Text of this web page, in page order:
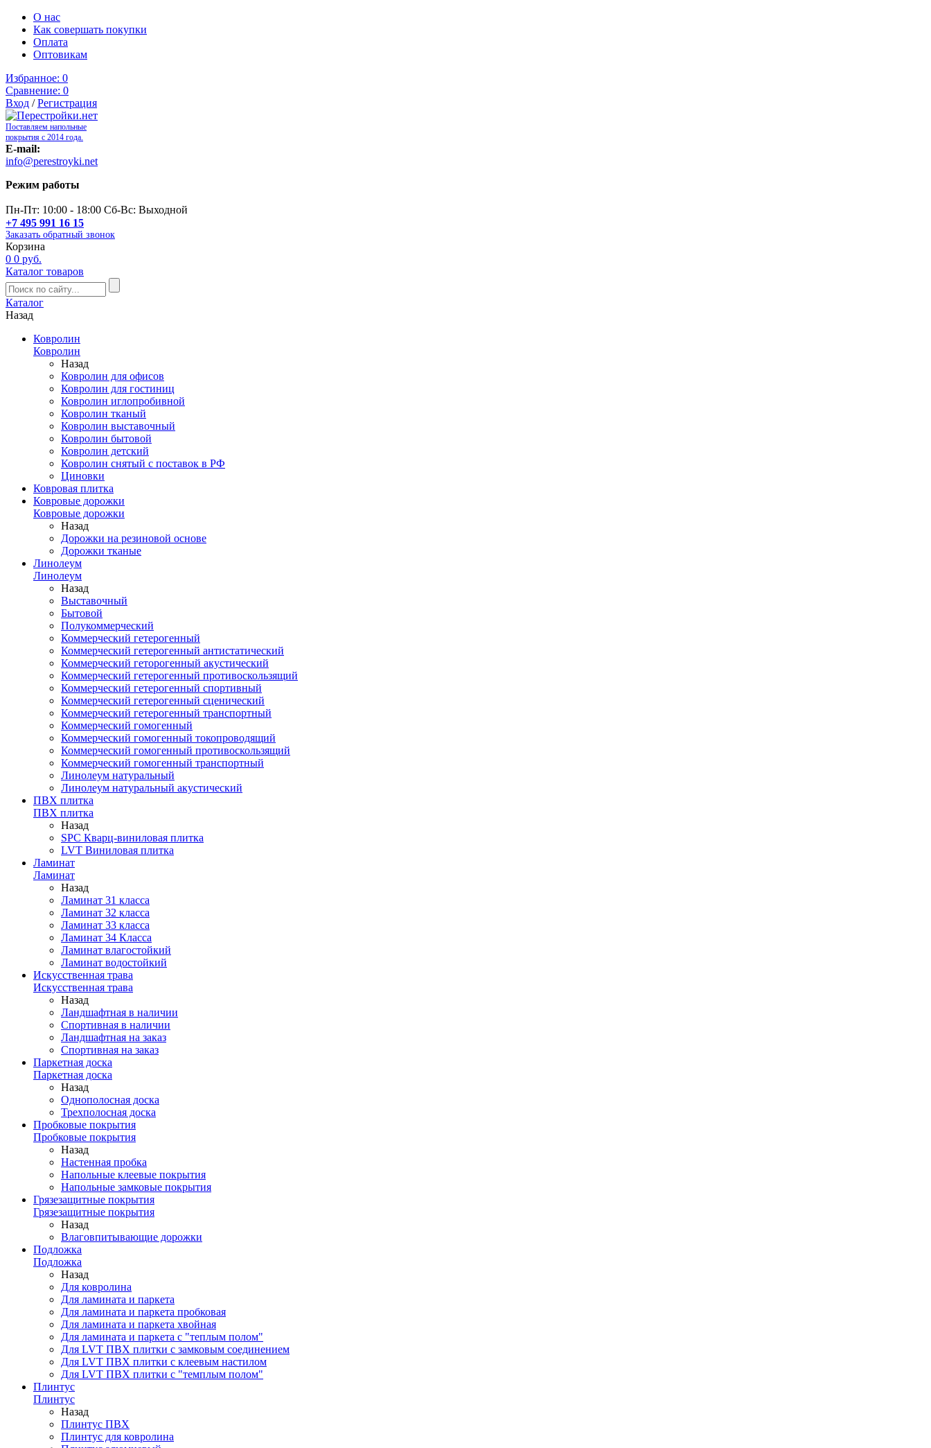
О нас
Как совершать покупки
Оплата
Оптовикам
Избранное: 0
Сравнение: 0
Вход /Регистрация
Поставляем напольные
покрытия с 2014 года.
E-mail:
info@perestroyki.net
Режим работы
Пн-Пт: 10:00 - 18:00 Сб-Вс: Выходной
+7 495 991 16 15
Заказать обратный звонок
Корзина
0 0 руб.
Каталог товаров
Каталог
Назад
Ковролин
Ковролин
Назад
Ковролин для офисов
Ковролин для гостиниц
Ковролин иглопробивной
Ковролин тканый
Ковролин выставочный
Ковролин бытовой
Ковролин детский
Ковролин снятый с поставок в РФ
Циновки
Ковровая плитка
Ковровые дорожки
Ковровые дорожки
Назад
Дорожки на резиновой основе
Дорожки тканые
Линолеум
Линолеум
Назад
Выставочный
Бытовой
Полукоммерческий
Коммерческий гетерогенный
Коммерческий гетерогенный антистатический
Коммерческий геторогенный акустический
Коммерческий гетерогенный противоскользящий
Коммерческий гетерогенный спортивный
Коммерческий гетерогенный сценический
Коммерческий гетерогенный транспортный
Коммерческий гомогенный
Коммерческий гомогенный токопроводящий
Коммерческий гомогенный противоскользящий
Коммерческий гомогенный транспортный
Линолеум натуральный
Линолеум натуральный акустический
ПВХ плитка
ПВХ плитка
Назад
SPC Кварц-виниловая плитка
LVT Виниловая плитка
Ламинат
Ламинат
Назад
Ламинат 31 класса
Ламинат 32 класса
Ламинат 33 класса
Ламинат 34 Класса
Ламинат влагостойкий
Ламинат водостойкий
Искусственная трава
Искусственная трава
Назад
Ландшафтная в наличии
Спортивная в наличии
Ландшафтная на заказ
Спортивная на заказ
Паркетная доска
Паркетная доска
Назад
Однополосная доска
Трехполосная доска
Пробковые покрытия
Пробковые покрытия
Назад
Настенная пробка
Напольные клеевые покрытия
Напольные замковые покрытия
Грязезащитные покрытия
Грязезащитные покрытия
Назад
Влаговпитывающие дорожки
Подложка
Подложка
Назад
Для ковролина
Для ламината и паркета
Для ламината и паркета пробковая
Для ламината и паркета хвойная
Для ламината и паркета с "теплым полом"
Для LVT ПВХ плитки с замковым соединением
Для LVT ПВХ плитки с клеевым настилом
Для LVT ПВХ плитки с "темплым полом"
Плинтус
Плинтус
Назад
Плинтус ПВХ
Плинтус для ковролина